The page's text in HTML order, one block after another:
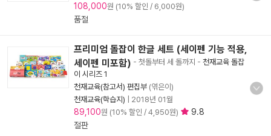
108,000원 (10% 할인 / 6,000원)
품절
프리미엄 돌잡이 한글 세트 (세이펜 기능 적용,
세이펜 미포함) - 첫돌부터 세 돌까지 - 천재교육 돌잡
이 시리즈 1
천재교육(참고서) 편집부 (엮은이)
천재교육(학습지)
2018년 01월
89,100원 (10% 할인 / 4,950원)
9.8
절판